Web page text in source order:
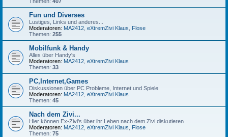
Fun und Diverses
Lustiges, Links und anderes...
Moderatoren: MA2412 eXtremZivi Klaus
Flose
Themen: 255
Mobilfunk & Handy
Alles über Handy's
Moderatoren: MA2412 eXtremZivi Klaus
Themen: 33
PC,Internet,Games
Diskussionen über PC Probleme, Internet und Spiele
Moderatoren: MA2412 eXtremZivi Klaus
Themen: 45
Nach dem Zivi...
Hier können Ex-Zivi's über ihr Leben nach dem Zivi diskutieren
Moderatoren: MA2412 eXtremZivi Klaus
Flose
Themen: 75